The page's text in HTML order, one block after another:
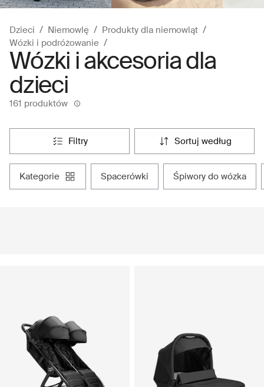
Dzieci Niemowlę
Produkty dla niemowląt
Wózki i podróżowanie
Wózki i akcesoria dla
dzieci
161 produktów
filtry sortuj według
kategorie spacerówki śpiwory do wózka